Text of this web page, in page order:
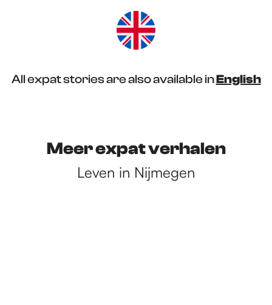
All expat stories are also available inEnglish
Meer expat verhalen
Leven in Nijmegen